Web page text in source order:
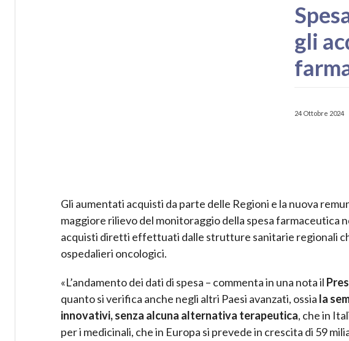
gli
24 Ottobre 2024
Gli aumentati acquisti da parte delle Regioni e la nuova
maggiore rilievo del monitoraggio della spesa farmaceutica
acquisti diretti effettuati dalle strutture sanitarie regionali
ospedalieri oncologici.
«L’andamento dei dati di spesa – commenta in una nota il
quanto si verifica anche negli altri Paesi avanzati, ossia la
innovativi, senza alcuna alternativa terapeutica, che in
per i medicinali, che in Europa si prevede in crescita di 59